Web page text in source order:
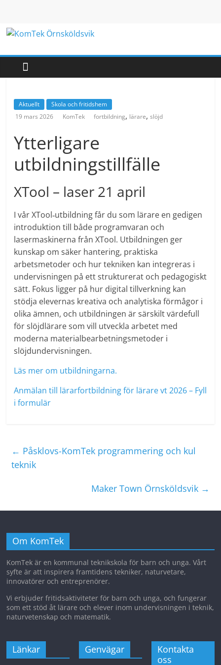
innehåll
KomTek
Örnsköldsvik
för
barn
unga
Aktuellt
Skola och fritidshem
19 mars 2026
KomTek fortbildning, lärare,slöjd
Ytterligare
utbildningstillfälle
XTool – laser 21 april
I vår XTool‑utbildning får du som lärare en gedigen
introduktion till både programvaran och
lasermaskinerna från XTool. Utbildningen ger
kunskap om säker hantering, praktiska
arbetsmetoder och hur tekniken kan integreras i
undervisningen på ett strukturerat och pedagogiskt
sätt. Fokus ligger på hur digital tillverkning kan
stödja elevernas kreativa och analytiska förmågor i
olika ämnen, och utbildningen är särskilt värdefull
för slöjdlärare som vill utveckla arbetet med
moderna materialbearbetningsmetoder i
slöjdundervisningen.
Läs mer om utbildningarna.
Anmälan till lärarfortbildning för lärare vt 2026 – Fyll
i formulär
← Påsklovs-KomTek programmering och kul
teknik
Maker Town Örnsköldsvik →
Om KomTek
KomTek är en kommunal teknikskola för barn och unga. Vårt
syfte är att inspirera framtidens tekniker, naturvetare,
innovatörer och entreprenörer.
Vi erbjuder fritidsaktiviteter för barn och unga, och fungerar
som ett stöd åt lärare och elever inom undervisningen i teknik,
naturvetenskap och matematik.
Länkar Genvägar
Kontakta
oss